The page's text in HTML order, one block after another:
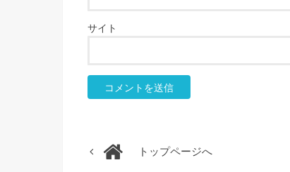
サイト
トップページへ